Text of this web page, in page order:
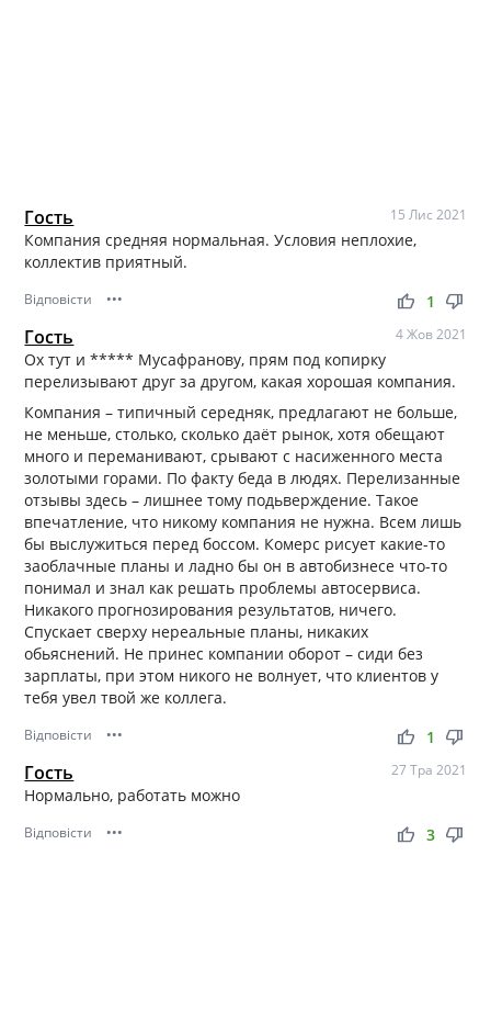
Гость 15 Лис 2021
Компания средняя нормальная. Условия неплохие,
коллектив приятный.
Відповісти ••• thumb_up thumb_down
1
Гость 4 Жов 2021
Ох тут и ***** Мусафранову, прям под копирку
перелизывают друг за другом, какая хорошая компания.
Компания – типичный середняк, предлагают не больше,
не меньше, столько, сколько даёт рынок, хотя обещают
много и переманивают, срывают с насиженного места
золотыми горами. По факту беда в людях. Перелизанные
отзывы здесь – лишнее тому подьверждение. Такое
впечатление, что никому компания не нужна. Всем лишь
бы выслужиться перед боссом. Комерс рисует какие-то
заоблачные планы и ладно бы он в автобизнесе что-то
понимал и знал как решать проблемы автосервиса.
Никакого прогнозирования результатов, ничего.
Спускает сверху нереальные планы, никаких
обьяснений. Не принес компании оборот – сиди без
зарплаты, при этом никого не волнует, что клиентов у
тебя увел твой же коллега.
Відповісти ••• thumb_up thumb_down
1
Гость 27 Тра 2021
Нормально, работать можно
Відповісти ••• thumb_up thumb_down
3